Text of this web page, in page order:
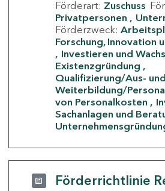
Förderart: Zuschuss
Privatpersonen
Förderzweck:
Forschung, Innovation
Investieren und
Existenzgründung
Qualifizierung/Aus- und
Weiterbildung/
von Personalkosten
Sachanlagen und
Förderrichtlinie